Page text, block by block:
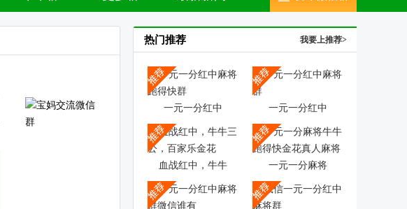
热门推荐 我要上推荐>
一元一分红中 一元一分红中
血战红中，牛牛 一元一分麻将